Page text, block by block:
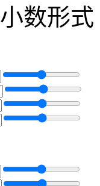
小数形式